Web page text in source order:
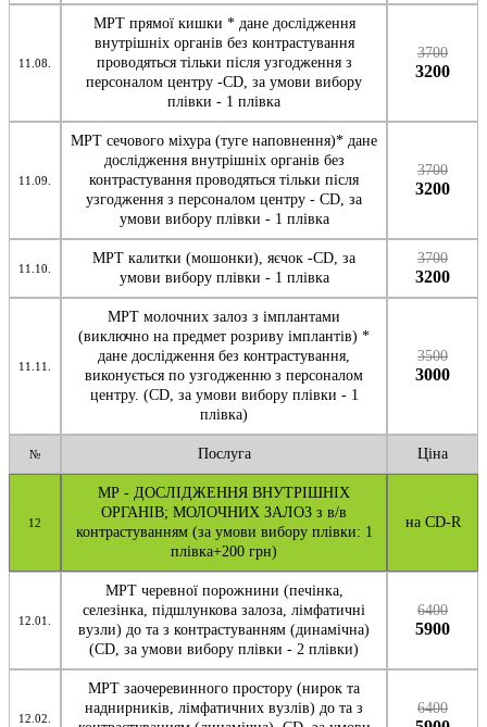
11.08.
МРТ прямої кишки * дане дослідження
внутрішніх органів без контрастування
проводяться тільки після узгодження з
персоналом центру -CD, за умови вибору
плівки - 1 плівка
3700
3200
11.09.
МРТ сечового міхура (туге наповнення)* дане
дослідження внутрішніх органів без
контрастування проводяться тільки після
узгодження з персоналом центру - CD, за
умови вибору плівки - 1 плівка
3700
3200
11.10.
МРТ калитки (мошонки), яєчок -CD, за
умови вибору плівки - 1 плівка
3700
3200
11.11.
МРТ молочних залоз з імплантами
(виключно на предмет розриву імплантів) *
дане дослідження без контрастування,
виконується по узгодженню з персоналом
центру. (CD, за умови вибору плівки - 1
плівкa)
3500
3000
№ Послуга Ціна
12
МР - ДОСЛІДЖЕННЯ ВНУТРІШНІХ
ОРГАНІВ; МОЛОЧНИХ ЗАЛОЗ з в/в
контрастуванням (за умови вибору плівки: 1
плівка+200 грн)
на CD-R
12.01.
МРТ черевної порожнини (печінка,
селезінка, підшлункова залоза, лімфатичні
вузли) до та з контрастуванням (динамічна)
(CD, за умови вибору плівки - 2 плівки)
6400
5900
12.02.
МРТ заочеревинного простору (нирок та
наднирників, лімфатичних вузлів) до та з
6400